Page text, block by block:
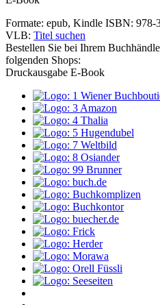
Formate: epub, Kindle ISBN: 978-
VLB: Titel suchen
Bestellen Sie bei Ihrem
folgenden Shops:
Druckausgabe E-Book